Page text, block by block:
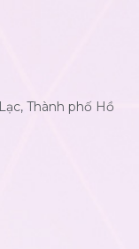
Thành phố Hồ